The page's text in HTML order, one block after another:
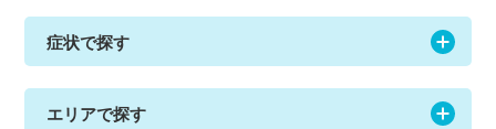
症状で探す
エリアで探す